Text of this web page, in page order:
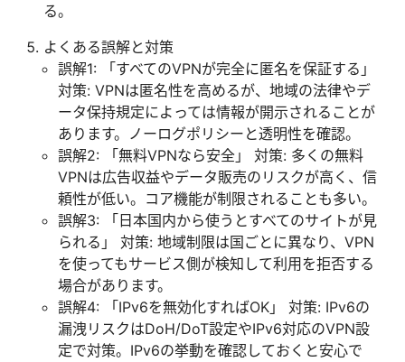
る。
よくある誤解と対策
誤解1: 「すべてのVPNが完全に匿名を保証する」
対策: VPNは匿名性を高めるが、地域の法律やデ
ータ保持規定によっては情報が開示されることが
あります。ノーログポリシーと透明性を確認。
誤解2: 「無料VPNなら安全」 対策: 多くの無料
VPNは広告収益やデータ販売のリスクが高く、信
頼性が低い。コア機能が制限されることも多い。
誤解3: 「日本国内から使うとすべてのサイトが見
られる」 対策: 地域制限は国ごとに異なり、VPN
を使ってもサービス側が検知して利用を拒否する
場合があります。
誤解4: 「IPv6を無効化すればOK」 対策: IPv6の
漏洩リスクはDoH/DoT設定やIPv6対応のVPN設
定で対策。IPv6の挙動を確認しておくと安心で